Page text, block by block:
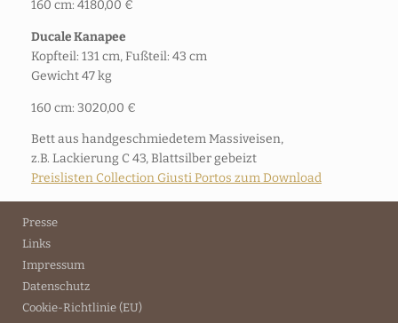
160 cm: 4180,00 €
Ducale Kanapee
Kopfteil: 131 cm, Fußteil: 43 cm
Gewicht 47 kg
160 cm: 3020,00 €
Bett aus handgeschmiedetem Massiveisen,
z.B. Lackierung C 43, Blattsilber gebeizt
Preislisten Collection Giusti Portos zum Download
Presse
Links
Impressum
Datenschutz
Cookie-Richtlinie (EU)